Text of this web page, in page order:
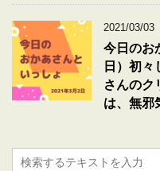
2021/03/03
今日のお
日）初
さんのク
は、無邪